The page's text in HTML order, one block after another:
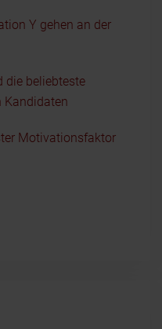
Y gehen an der
die beliebteste
Kandidaten
Motivationsfaktor